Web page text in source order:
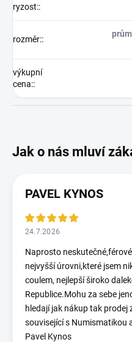
ryzost::
rozměr::
výkupní
cena::
PAVEL KYNOS
24.7.2026
Naprosto
nejvyšší úrovni,které jsem
coulem, nejlepší široko
Republice.Mohu za sebe
hledají jak nákup tak
související s Numismatikou
Pavel Kynos